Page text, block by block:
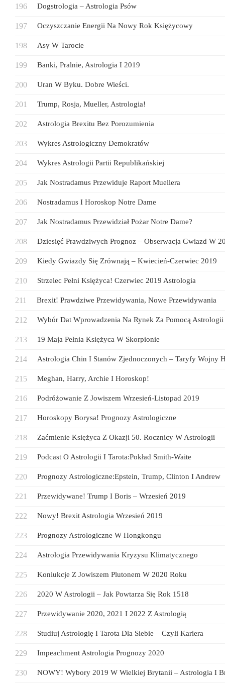
Dogstrologia – Astrologia Psów
Oczyszczanie Energii Na Nowy Rok Księżycowy
Asy W Tarocie
Banki, Pralnie, Astrologia I 2019
Uran W Byku. Dobre Wieści.
Trump, Rosja, Mueller, Astrologia!
Astrologia Brexitu Bez Porozumienia
Wykres Astrologiczny Demokratów
Wykres Astrologii Partii Republikańskiej
Jak Nostradamus Przewiduje Raport Muellera
Nostradamus I Horoskop Notre Dame
Jak Nostradamus Przewidział Pożar Notre Dame?
Dziesięć Prawdziwych Prognoz – Obserwacja Gwiazd W
Kiedy Gwiazdy Się Zrównają – Kwiecień-Czerwiec 2019
Strzelec Pełni Księżyca! Czerwiec 2019 Astrologia
Brexit! Prawdziwe Przewidywania, Nowe Przewidywania
Wybór Dat Wprowadzenia Na Rynek Za Pomocą Astrologii
19 Maja Pełnia Księżyca W Skorpionie
Astrologia Chin I Stanów Zjednoczonych – Taryfy Wojny
Meghan, Harry, Archie I Horoskop!
Podróżowanie Z Jowiszem Wrzesień-Listopad 2019
Horoskopy Borysa! Prognozy Astrologiczne
Zaćmienie Księżyca Z Okazji 50. Rocznicy W Astrologii
Podcast O Astrologii I Tarota:Pokład Smith-Waite
Prognozy Astrologiczne:Epstein, Trump, Clinton I Andrew
Przewidywane! Trump I Boris – Wrzesień 2019
Nowy! Brexit Astrologia Wrzesień 2019
Prognozy Astrologiczne W Hongkongu
Astrologia Przewidywania Kryzysu Klimatycznego
Koniukcje Z Jowiszem Plutonem W 2020 Roku
2020 W Astrologii – Jak Powtarza Się Rok 1518
Przewidywanie 2020, 2021 I 2022 Z Astrologią
Studiuj Astrologię I Tarota Dla Siebie – Czyli Kariera
Impeachment Astrologia Prognozy 2020
NOWY! Wybory 2019 W Wielkiej Brytanii – Astrologia I